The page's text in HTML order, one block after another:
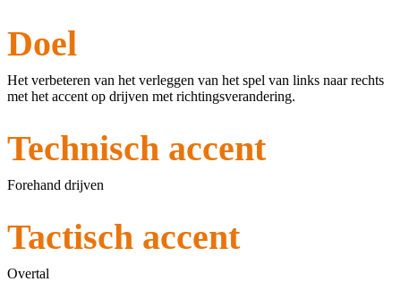
Doel
Het verbeteren van het verleggen van het spel van links naar rechts
met het accent op drijven met richtingsverandering.
Technisch accent
Forehand drijven
Tactisch accent
Overtal